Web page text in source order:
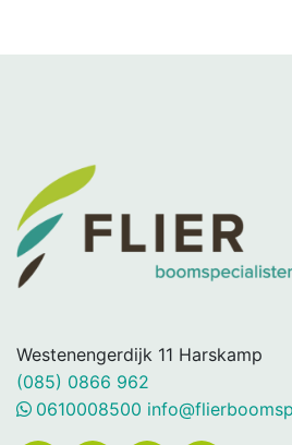
Westenengerdijk 11 Harskamp
(085) 0866 962
0610008500